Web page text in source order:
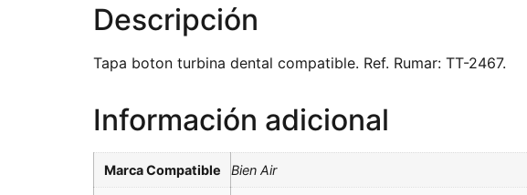
Descripción
Tapa boton turbina dental compatible. Ref. Rumar: TT-2467.
Información adicional
Marca Compatible Bien Air